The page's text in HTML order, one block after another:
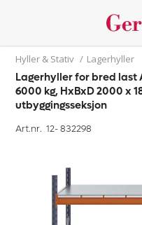
Hyller & Stativ / Lagerhyller
Lagerhyller for bred last
6000 kg, HxBxD 2000 x
utbyggingsseksjon
Art.nr. 12-832298